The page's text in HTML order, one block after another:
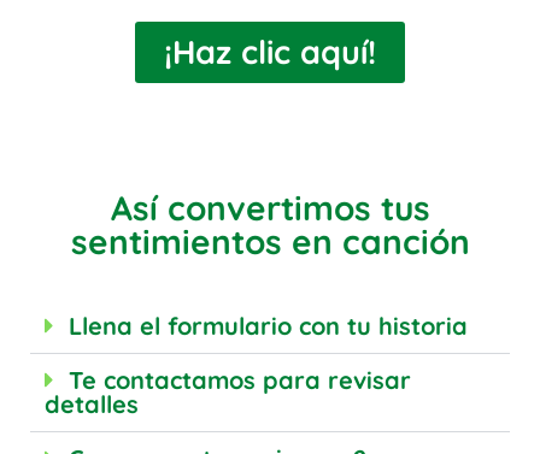
¡Haz clic aquí!
Así convertimos tus
sentimientos en canción
Llena el formulario con tu historia
Te contactamos para revisar
detalles